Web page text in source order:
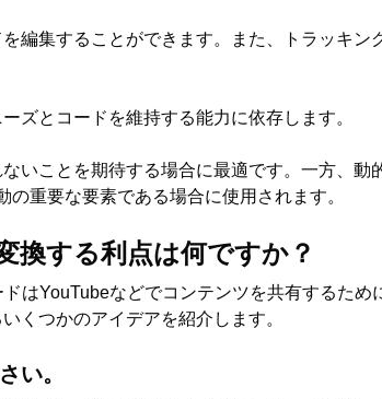
編集することができます。また、トラッキン
ズとコードを維持する能力に依存します。
いことを期待する場合に最適です。一方、動
重要な要素である場合に使用されます。
換する利点は何ですか？
はYouTubeなどでコンテンツを共有するため
くつかのアイデアを紹介します。
い。